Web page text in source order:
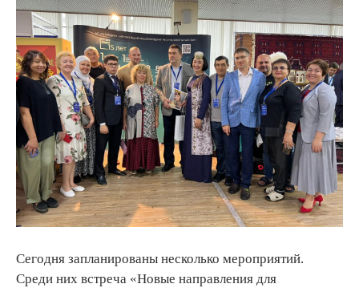
Сегодня запланированы несколько мероприятий.
Среди них встреча «Новые направления для